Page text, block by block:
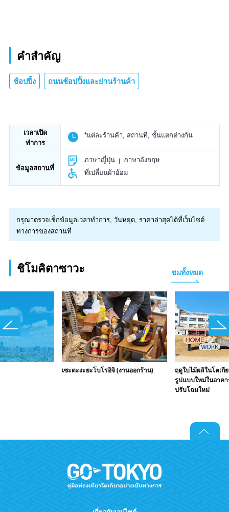
คำสำคัญ
ช้อปปิ้ง ถนนช้อปปิ้งและย่านร้านค้า
เวลาเปิด
ทำการ
*แต่ละร้านค้า, สถานที่, ชั้นแตกต่างกัน
ข้อมูลสถานที่
ภาษาญี่ปุ่น
ภาษาอังกฤษ
ที่เปลี่ยนผ้าอ้อม
กรุณาตรวจเช็กข้อมูลเวลาทำการ, วันหยุด, ราคาล่าสุดได้ที่เว็บไซต์
ทางการของสถานที่
ชิโมคิตาซาวะ ชมทั้งหมด
เซะตะงะยะโบโรอิจิ (งานออกร้าน)
ฤดูใบไม้ผลิในโตเกี
รูปแบบใหม่ในอาคา
ปรับโฉมใหม่